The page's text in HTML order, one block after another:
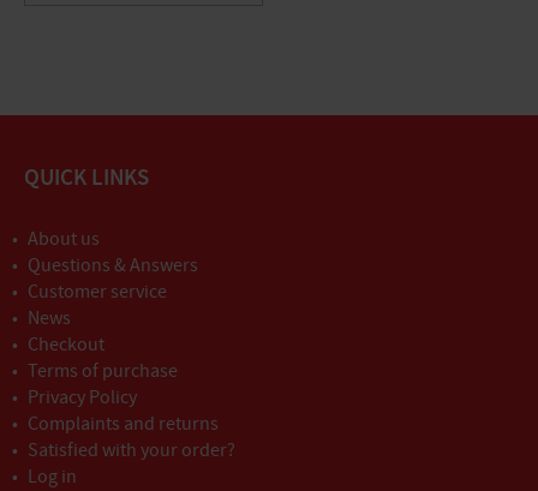
QUICK LINKS
About us
Questions & Answers
Customer service
News
Checkout
Terms of purchase
Privacy Policy
Complaints and returns
Satisfied with your order?
Log in